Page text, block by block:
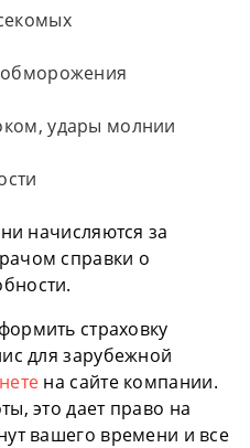
удары молнии
начисляются за
справки о
страховку
для зарубежной
на сайте компании.
это дает право на
вашего времени и все